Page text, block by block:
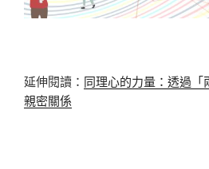
延伸閱讀： 同理心的力量：透過「
親密關係